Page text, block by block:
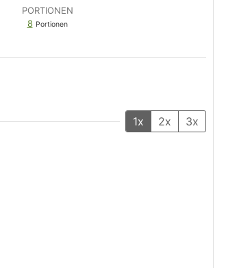
PORTIONEN
8 Portionen
1x 2x 3x